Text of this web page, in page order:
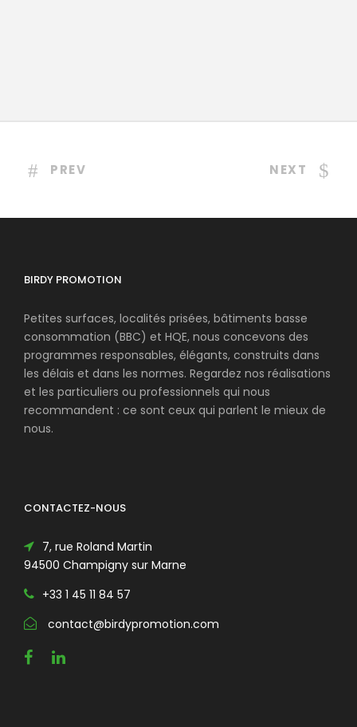
PREV NEXT
BIRDY PROMOTION
Petites surfaces, localités prisées, bâtiments basse
consommation (BBC) et HQE, nous concevons des
programmes responsables, élégants, construits dans
les délais et dans les normes. Regardez nos réalisations
et les particuliers ou professionnels qui nous
recommandent : ce sont ceux qui parlent le mieux de
nous.
CONTACTEZ-NOUS
7, rue Roland Martin
94500 Champigny sur Marne
+33 1 45 11 84 57
contact@birdypromotion.com